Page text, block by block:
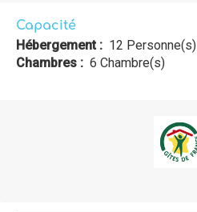
Capacité
Hébergement : 12 Personne(s)
Chambres : 6 Chambre(s)